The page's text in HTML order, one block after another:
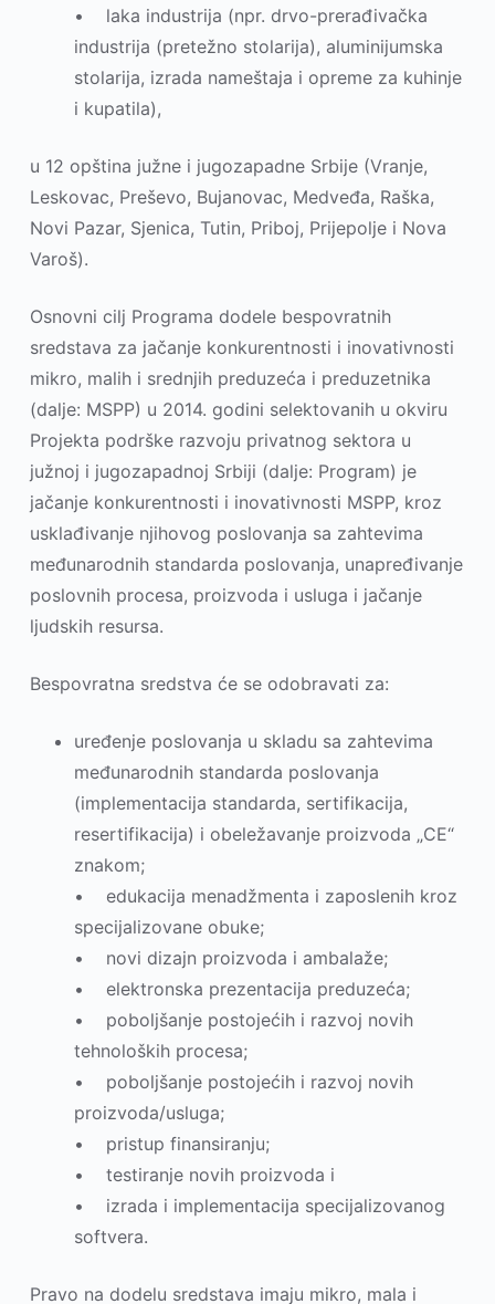
• laka industrija (npr. drvo-prerađivačka
industrija (pretežno stolarija), aluminijumska
stolarija, izrada nameštaja i opreme za kuhinje
i kupatila),
u 12 opština južne i jugozapadne Srbije (Vranje,
Leskovac, Preševo, Bujanovac, Medveđa, Raška,
Novi Pazar, Sjenica, Tutin, Priboj, Prijepolјe i Nova
Varoš).
Osnovni cilј Programa dodele bespovratnih
sredstava za jačanje konkurentnosti i inovativnosti
mikro, malih i srednjih preduzeća i preduzetnika
(dalјe: MSPP) u 2014. godini selektovanih u okviru
Projekta podrške razvoju privatnog sektora u
južnoj i jugozapadnoj Srbiji (dalјe: Program) je
jačanje konkurentnosti i inovativnosti MSPP, kroz
usklađivanje njihovog poslovanja sa zahtevima
međunarodnih standarda poslovanja, unapređivanje
poslovnih procesa, proizvoda i usluga i jačanje
lјudskih resursa.
Bespovratna sredstva će se odobravati za:
uređenje poslovanja u skladu sa zahtevima
međunarodnih standarda poslovanja
(implementacija standarda, sertifikacija,
resertifikacija) i obeležavanje proizvoda „CE“
znakom;
• edukacija menadžmenta i zaposlenih kroz
specijalizovane obuke;
• novi dizajn proizvoda i ambalaže;
• elektronska prezentacija preduzeća;
• pobolјšanje postojećih i razvoj novih
tehnoloških procesa;
• pobolјšanje postojećih i razvoj novih
proizvoda/usluga;
• pristup finansiranju;
• testiranje novih proizvoda i
• izrada i implementacija specijalizovanog
softvera.
Pravo na dodelu sredstava imaju mikro, mala i